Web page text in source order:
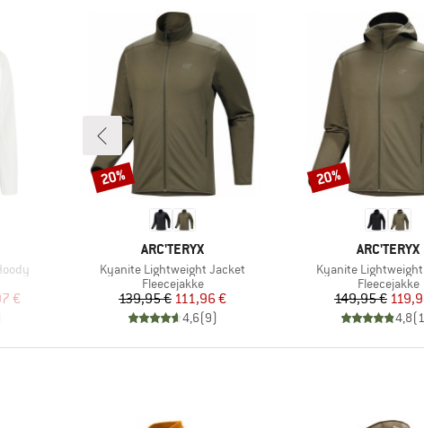
€
MÆRKE
ARC'TERYX
Artikel
Kyanite Lightweight Jacket
Produktgruppe
Fleecejakke
Pris
139,95 €Nedsat pris
111,96 €
4,6(9)
Rabat
20%
MÆRKE
ARC'TERYX
Artikel
Kyanite
Fleecejakke
Pris
149,95 €
4,8(
Rabat
20%